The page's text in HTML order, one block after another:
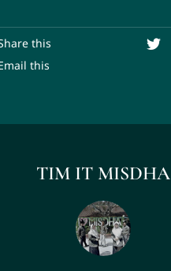
this
this
TIM IT MISDHA